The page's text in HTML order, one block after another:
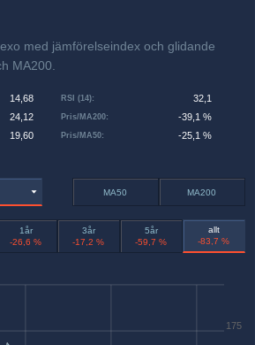
med jämförelseindex och glidande
MA200.
14,68
19,60
24,12 Pris/MA200: -39,1 %
RSI (14): 32,1
Pris/MA50: -25,1 %
MA50 MA200
1år
-26,6 %
3år
-17,2 %
5år
-59,7 %
allt
-83,7 %
175